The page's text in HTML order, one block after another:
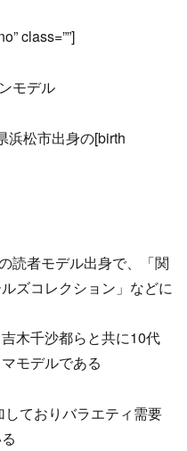
class=””]
モデル
浜松市出身の[birth
読者モデル出身で、「関
ズコレクション」などに
木千沙都らと共に10代
モデルである
ておりバラエティ需要